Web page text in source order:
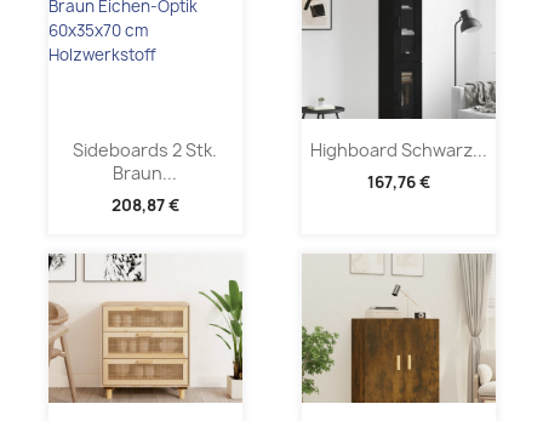
Sideboards 2 Stk.
Braun...
208,87 €
Highboard Schwarz...
167,76 €